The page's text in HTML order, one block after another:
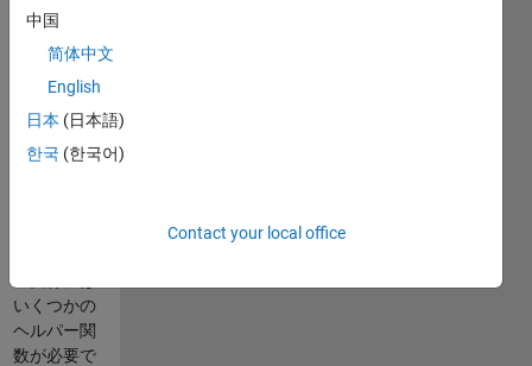
記を参照く
ださい。
turbine-high-
speed-
いくつかの
ヘルパー関
数が必要で
中国
简体中文
English
日本 (日本語)
한국 (한국어)
Contact your local office